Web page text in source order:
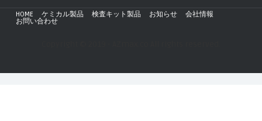
HOME ケミカル製品 検査キット製品 お知らせ
会社情報
お問い合わせ